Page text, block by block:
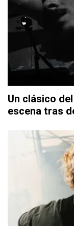
Un clásico
escena tras